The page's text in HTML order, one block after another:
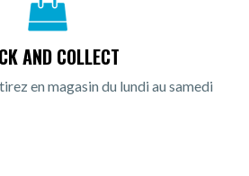
AND COLLECT
en magasin du lundi au samedi